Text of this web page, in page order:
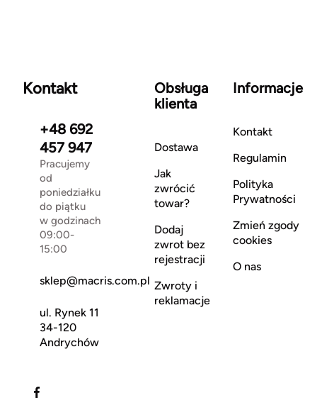
Kontakt
+48 692
457 947
Pracujemy
od
poniedziałku
do piątku
w godzinach
09:00-
15:00
sklep@macris.com.pl
ul. Rynek 11
34-120
Andrychów
Obsługa
klienta
Dostawa
Jak
zwrócić
towar?
Dodaj
zwrot bez
rejestracji
Zwroty i
reklamacje
Informacje
Kontakt
Regulamin
Polityka
Prywatności
Zmień zgody
cookies
O nas